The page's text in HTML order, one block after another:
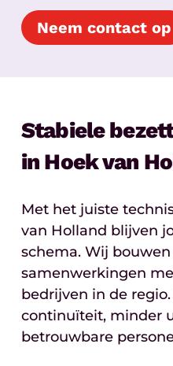
Neem contact op
Stabiele
in Hoek van
Met het juiste
van Holland blijven
schema. Wij
samenwerkingen
bedrijven in de
continuïteit, minder
betrouwbare